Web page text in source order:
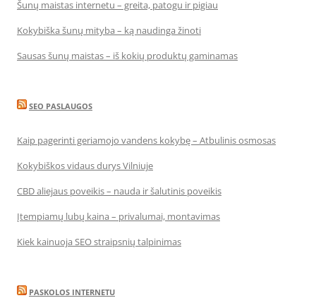
Šunų maistas internetu – greita, patogu ir pigiau
Kokybiška šunų mityba – ką naudinga žinoti
Sausas šunų maistas – iš kokių produktų gaminamas
SEO PASLAUGOS
Kaip pagerinti geriamojo vandens kokybę – Atbulinis osmosas
Kokybiškos vidaus durys Vilniuje
CBD aliejaus poveikis – nauda ir šalutinis poveikis
Įtempiamų lubų kaina – privalumai, montavimas
Kiek kainuoja SEO straipsnių talpinimas
PASKOLOS INTERNETU